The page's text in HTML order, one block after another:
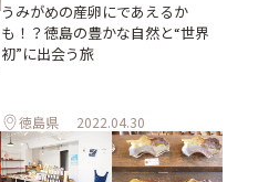
うみがめの産卵にであえるか
も！？徳島の豊かな自然と“世界
初”に出会う旅
徳島県 2022.04.30